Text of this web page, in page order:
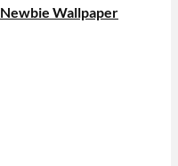
Newbie Wallpaper